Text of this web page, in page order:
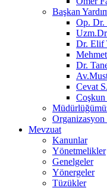
Başkan
Op. Dr.
Dr. Elif
Dr.
Cevat
Organizasyon
Mevzuat
Kanunlar
Yönetmelikler
Genelgeler
Yönergeler
Tüzükler